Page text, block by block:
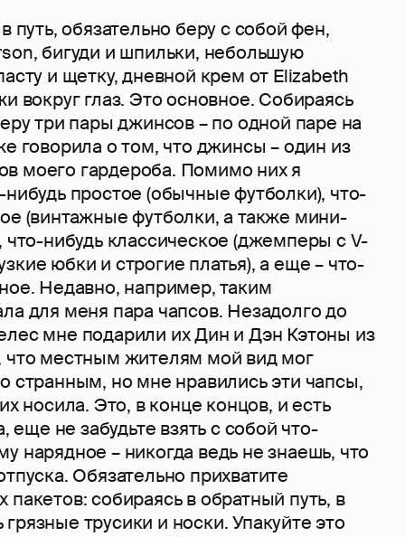
путь, обязательно беру с собой фен,
бигуди и шпильки, небольшую
и щетку, дневной крем от Elizabeth
вокруг глаз. Это основное. Собираясь
три пары джинсов – по одной паре на
говорила о том, что джинсы – один из
моего гардероба. Помимо них я
простое (обычные футболки), что-
(винтажные футболки, а также мини-
нибудь классическое (джемперы с V-
юбки и строгие платья), а еще – что-
Недавно, например, таким
для меня пара чапсов. Незадолго до
мне подарили их Дин и Дэн Кэтоны из
что местным жителям мой вид мог
странным, но мне нравились эти чапсы,
носила. Это, в конце концов, и есть
еще не забудьте взять с собой что-
нарядное – никогда ведь не знаешь, что
Обязательно прихватите
пакетов: собираясь в обратный путь, в
трусики и носки. Упакуйте это